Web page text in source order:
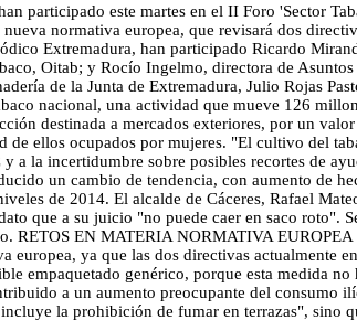
participado este martes en el II Foro 'Sector
normativa europea, que revisará dos
Extremadura, han participado Ricardo
Oitab; y Rocío Ingelmo, directora de
de la Junta de Extremadura, Julio Rojas
nacional, una actividad que mueve 126
destinada a mercados exteriores, por un
de ellos ocupados por mujeres. "El cultivo del
a la incertidumbre sobre posibles recortes de
un cambio de tendencia, con aumento de
de 2014. El alcalde de Cáceres, Rafael
que a su juicio "no puede caer en saco
RETOS EN MATERIA NORMATIVA
europea, ya que las dos directivas actualmente
empaquetado genérico, porque esta medida
a un aumento preocupante del consumo
la prohibición de fumar en terrazas", sino